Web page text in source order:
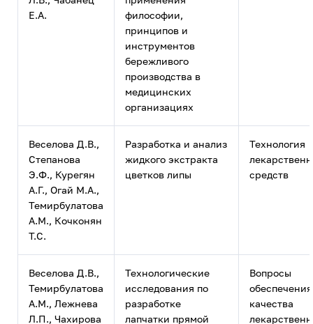
Е.А.
философии,
принципов и
инструментов
бережливого
производства в
медицинских
организациях
Веселова Д.В.,
Степанова
Э.Ф., Курегян
А.Г., Огай М.А.,
Темирбулатова
А.М., Кочконян
Т.С.
Разработка и анализ
жидкого экстракта
цветков липы
Технология
средств
Веселова Д.В.,
Темирбулатова
А.М., Лежнева
Л.П., Чахирова
Технологические
исследования по
разработке
лапчатки прямой
Вопросы
обеспечения
качества